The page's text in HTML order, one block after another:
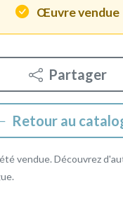
Œuvre vendue
Partager
Retour au
vendue. Découvrez